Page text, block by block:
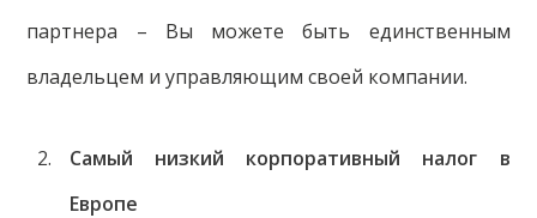
партнера – Вы можете быть единственным
владельцем и управляющим своей компании.
Самый низкий корпоративный налог в
Европе